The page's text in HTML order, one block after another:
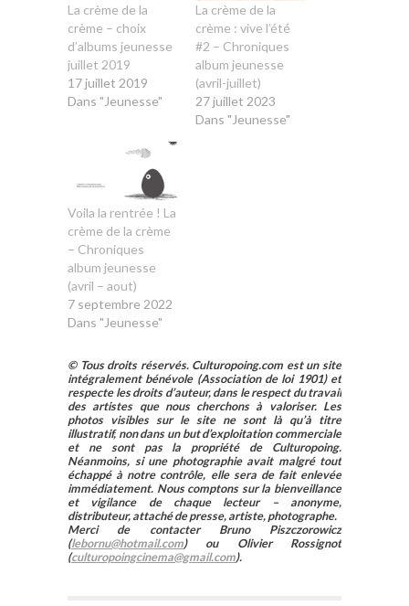
La crème de la
crème – choix
d’albums jeunesse
juillet 2019
17 juillet 2019
Dans "Jeunesse"
La crème de la
crème : vive l’été
#2 – Chroniques
album jeunesse
(avril-juillet)
27 juillet 2023
Dans "Jeunesse"
Voila la rentrée ! La
crème de la crème
– Chroniques
album jeunesse
(avril – aout)
7 septembre 2022
Dans "Jeunesse"
© Tous droits réservés. Culturopoing.com est un site
intégralement bénévole (Association de loi 1901) et
respecte les droits d’auteur, dans le respect du travail
des artistes que nous cherchons à valoriser. Les
photos visibles sur le site ne sont là qu’à titre
illustratif, non dans un but d’exploitation commerciale
et ne sont pas la propriété de Culturopoing.
Néanmoins, si une photographie avait malgré tout
échappé à notre contrôle, elle sera de fait enlevée
immédiatement. Nous comptons sur la bienveillance
et vigilance de chaque lecteur – anonyme,
distributeur, attaché de presse, artiste, photographe.
Merci de contacter Bruno Piszczorowicz
(lebornu@hotmail.com) ou Olivier Rossignot
(culturopoingcinema@gmail.com).